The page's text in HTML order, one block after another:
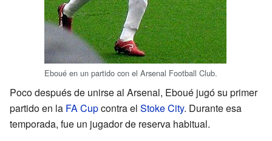
Eboué en un partido con el Arsenal Football Club.
Poco después de unirse al Arsenal, Eboué jugó su primer
partido en la FA Cupcontra el Stoke City. Durante esa
temporada, fue un jugador de reserva habitual.